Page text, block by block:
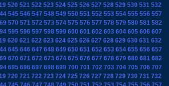
520 521 522 523 524 525 526 527 528 529 530 531 532
545 546 547 548 549 550 551 552 553 554 555 556 557
570 571 572 573 574 575 576 577 578 579 580 581 582
595 596 597 598 599 600 601 602 603 604 605 606 607
620 621 622 623 624 625 626 627 628 629 630 631 632
645 646 647 648 649 650 651 652 653 654 655 656 657
670 671 672 673 674 675 676 677 678 679 680 681 682
695 696 697 698 699 700 701 702 703 704 705 706 707
720 721 722 723 724 725 726 727 728 729 730 731 732